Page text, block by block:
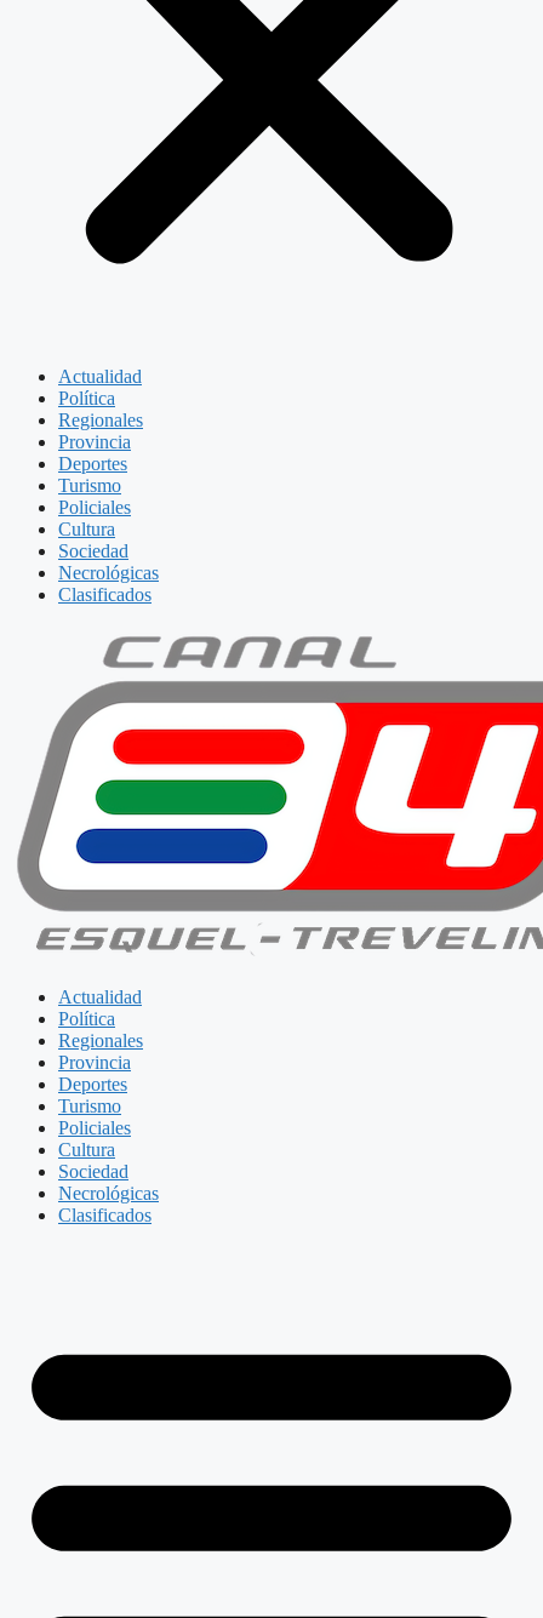
Actualidad
Política
Regionales
Provincia
Deportes
Turismo
Policiales
Cultura
Sociedad
Necrológicas
Clasificados
Actualidad
Política
Regionales
Provincia
Deportes
Turismo
Policiales
Cultura
Sociedad
Necrológicas
Clasificados